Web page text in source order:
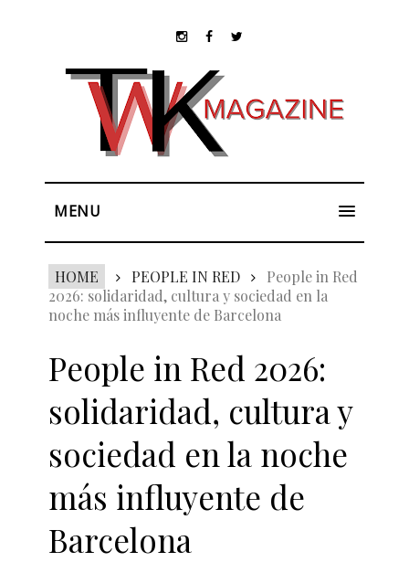
MENU
HOME PEOPLE IN RED
People in Red
2026: solidaridad, cultura y sociedad en la
noche más influyente de Barcelona
People in Red 2026:
solidaridad, cultura y
sociedad en la noche
más influyente de
Barcelona